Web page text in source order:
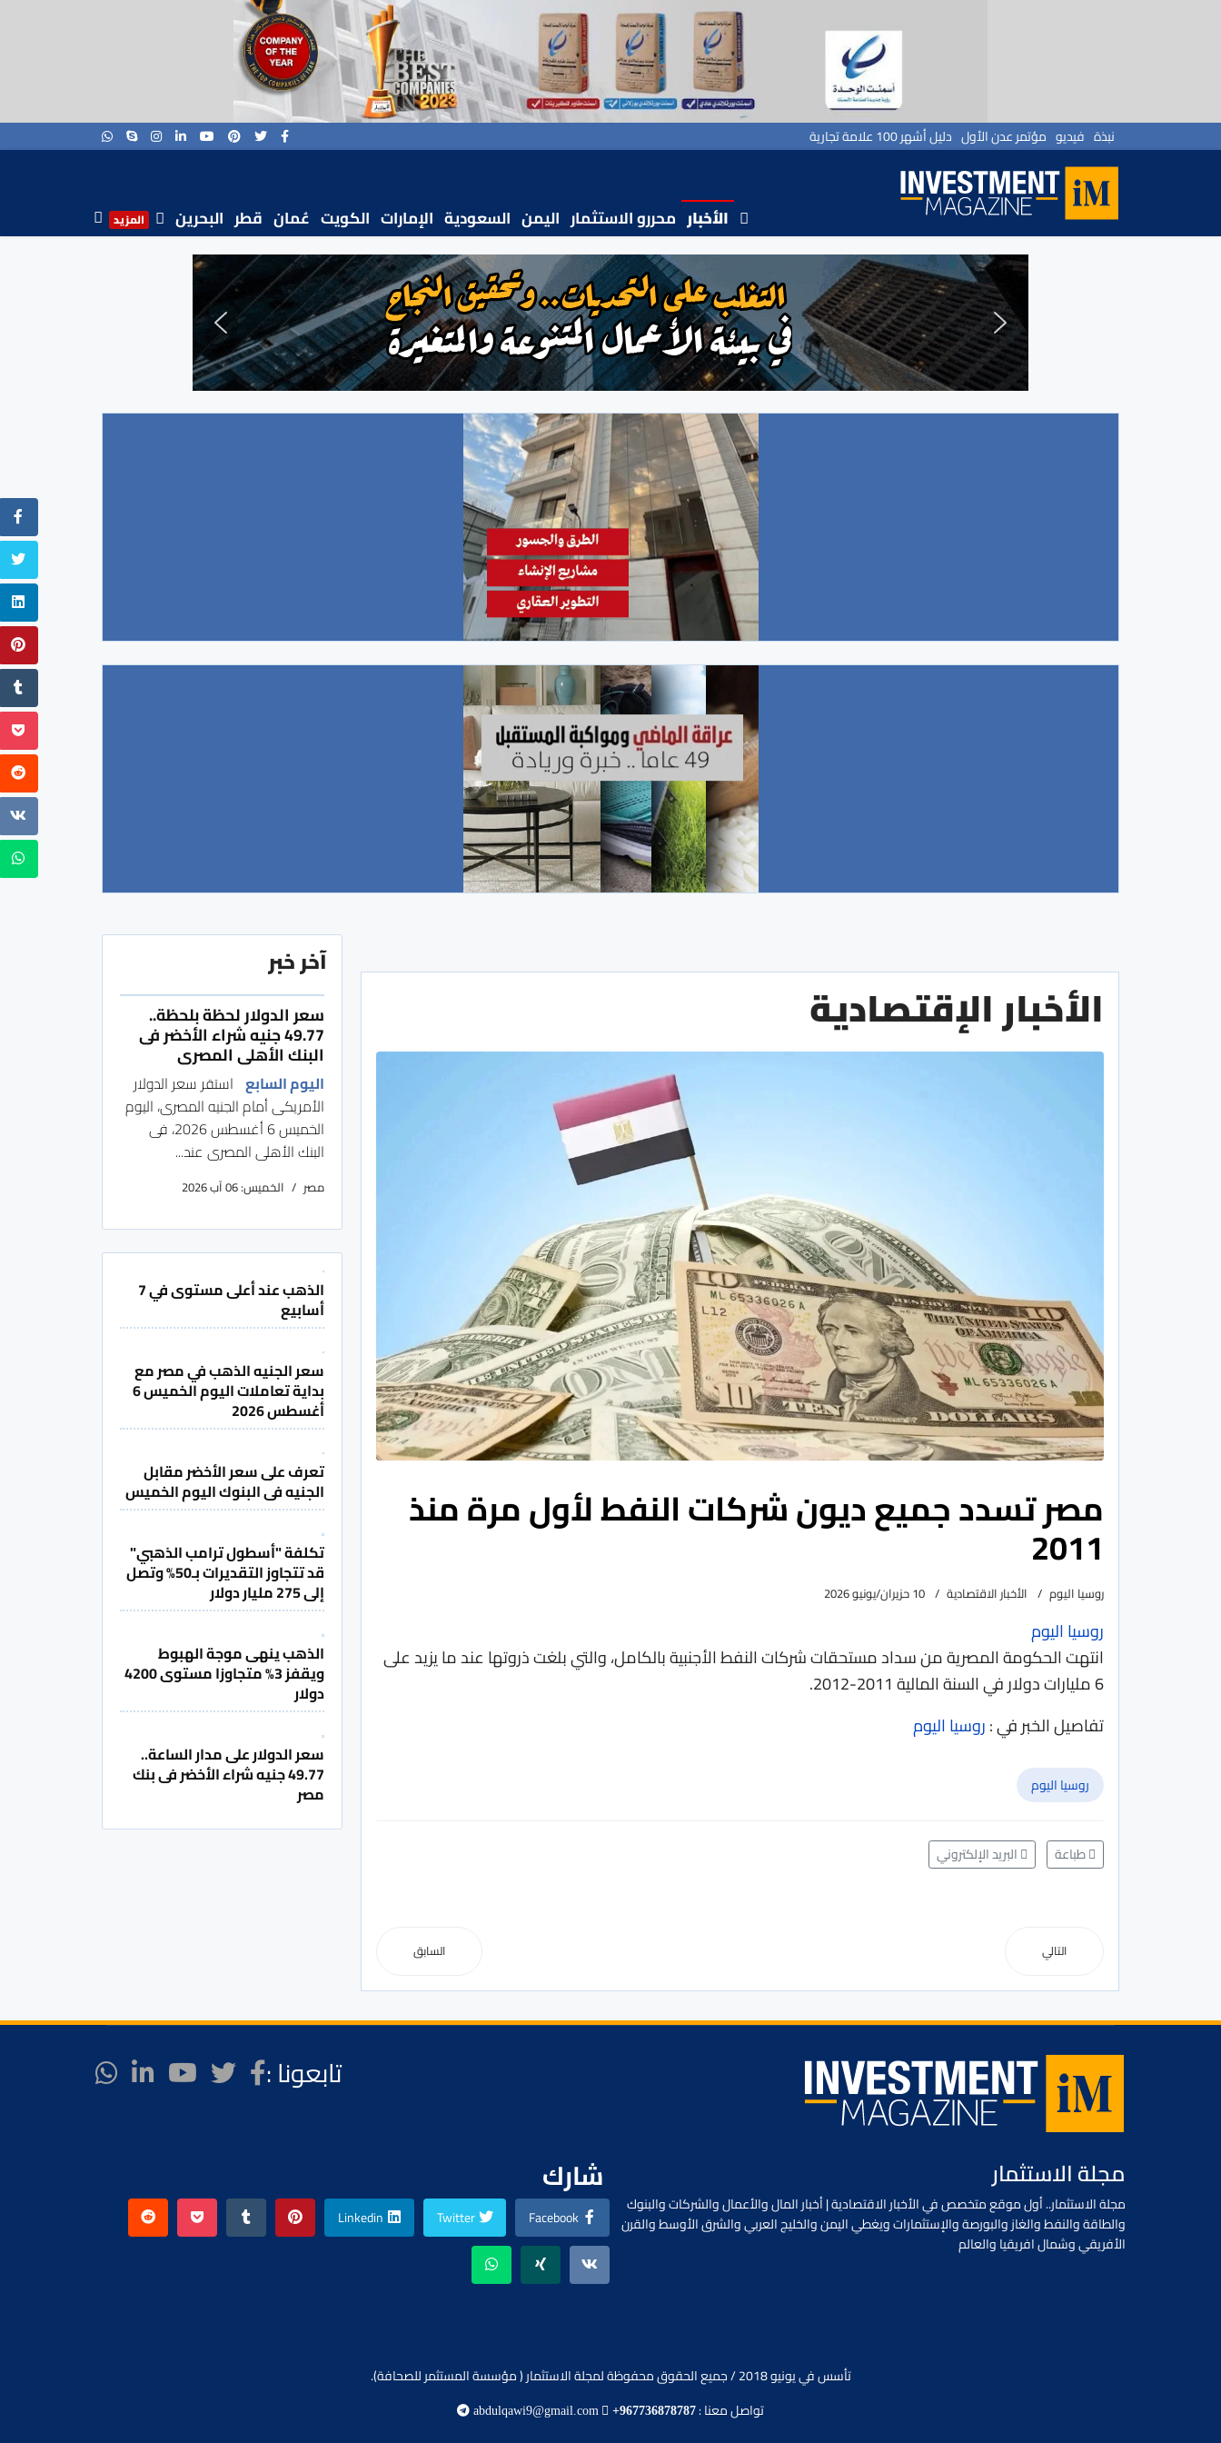
نبذة فيديو مؤتمر عدن الأول دليل أشهر 100 علامة تجارية
الأخبار محررو الاستثمار اليمن السعودية الإمارات الكويت عُمان قطر البحرين المزيد
الأخبار الإقتصادية
مصر تسدد جميع ديون شركات النفط لأول مرة منذ
2011
روسيا اليوم الأخبار الاقتصادية 10 حزيران/يونيو 2026
روسيا اليوم
انتهت الحكومة المصرية من سداد مستحقات شركات النفط الأجنبية بالكامل، والتي بلغت ذروتها عند ما يزيد على
6 مليارات دولار في السنة المالية 2011-2012.
تفاصيل الخبر في :روسيا اليوم
روسيا اليوم
طباعة
آخر خبر
سعر الدولار لحظة بلحظة..
49.77 جنيه شراء الأخضر فى
البنك الأهلى المصرى
اليوم السابع استقر سعر الدولار
الأمريكى أمام الجنيه المصرى، اليوم
الخميس 6 أغسطس 2026، فى
البنك الأهلى المصرى عند...
مصر الخميس: 06 آب 2026
الذهب عند أعلى مستوى في 7
أسابيع
سعر الجنيه الذهب في مصر مع
بداية تعاملات اليوم الخميس 6
أغسطس 2026
تعرف على سعر الأخضر مقابل
الجنيه فى البنوك اليوم الخميس
تكلفة "أسطول ترامب الذهبي"
قد تتجاوز التقديرات بـ50% وتصل
إلى 275 مليار دولار
الذهب ينهى موجة الهبوط
ويقفز 3% متجاوزا مستوى 4200
دولار
سعر الدولار على مدار الساعة..
49.77 جنيه شراء الأخضر فى بنك
مصر